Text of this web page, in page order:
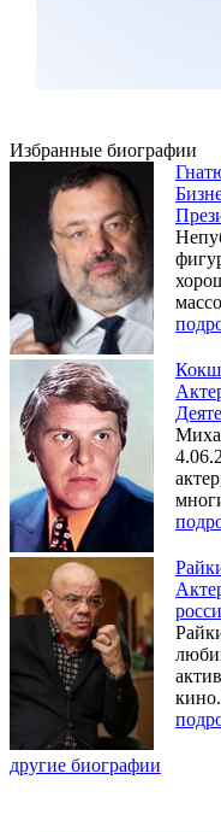
Избранные биографии
другие биографии